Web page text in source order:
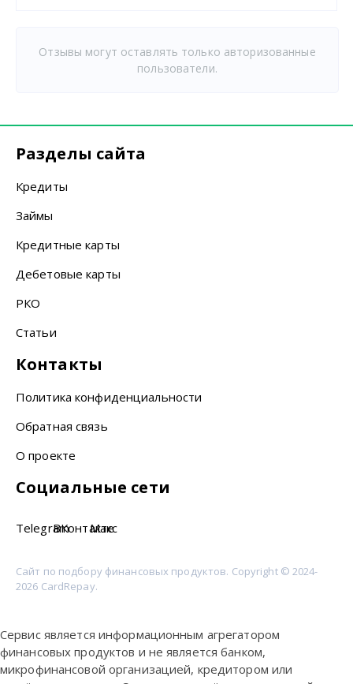
Отзывы могут оставлять только авторизованные
пользователи.
Разделы сайта
Кредиты
Займы
Кредитные карты
Дебетовые карты
РКО
Статьи
Контакты
Политика конфиденциальности
Обратная связь
О проекте
Социальные сети
TelegramВКонтакте
Макс
Сайт по подбору финансовых продуктов. Copyright © 2024-
2026 CardRepay.
Сервис является информационным агрегатором
финансовых продуктов и не является банком,
микрофинансовой организацией, кредитором или